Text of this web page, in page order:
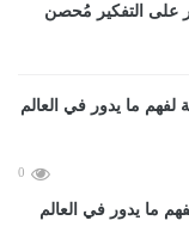
على التفكير مُحصن
0
ما يدور في العالم